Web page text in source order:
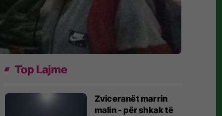
Top Lajme
Zviceranët marrin
malin - për shkak të